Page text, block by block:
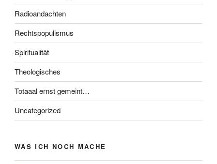
Radioandachten
Rechtspopulismus
Spiritualität
Theologisches
Totaaal ernst gemeint…
Uncategorized
WAS ICH NOCH MACHE